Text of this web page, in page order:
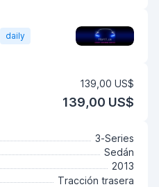
daily
139,00 US$
139,00 US$
3-Series
Sedán
2013
Tracción trasera